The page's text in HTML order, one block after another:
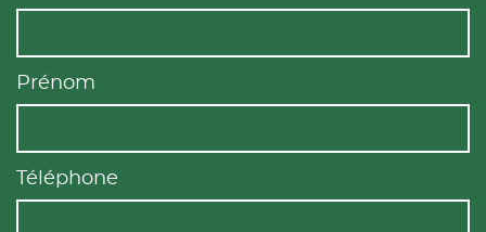
Prénom
Téléphone